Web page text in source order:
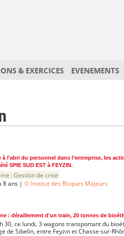
& EXERCICES EVENEMENTS
à l’abri du personnel dans l’entreprise, les
SPIE SUD EST à FEYZIN.
: Gestion de crise
8 ans | © Institut des Risques Majeurs
: déraillement d'un train, 20 tonnes de
30, ce lundi, 3 wagons transportant du
de Sibelin, entre Feyzin et Chasse-sur-